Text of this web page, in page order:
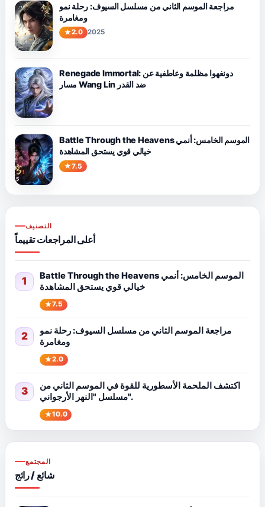
مراجعة الموسم الثاني من مسلسل السيوف: رحلة نمو
ومغامرة
2.0 2025
Renegade Immortal: دونغهوا مظلمة وعاطفية عن
مسار Wang Lin ضد القدر
Battle Through the Heavens الموسم الخامس: أنمي
خيالي قوي يستحق المشاهدة
7.5
التصنيف
أعلى المراجعات تقييماً
1
Battle Through the Heavens الموسم الخامس: أنمي
خيالي قوي يستحق المشاهدة
7.5
2
مراجعة الموسم الثاني من مسلسل السيوف: رحلة نمو
ومغامرة
2.0
3
اكتشف الملحمة الأسطورية للقوة في الموسم الثاني من
مسلسل "النهر الأرجواني".
10.0
المجتمع
شائع / رائج